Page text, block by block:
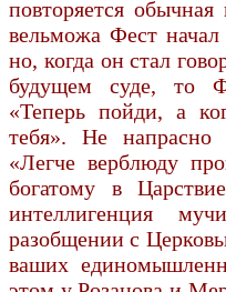
повторяется
вельможа Фест
но, когда он стал
будущем суде, то
«Теперь пойди, а
тебя». Не напрасно
«Легче верблюду
богатому в
интеллигенция
разобщении с
ваших